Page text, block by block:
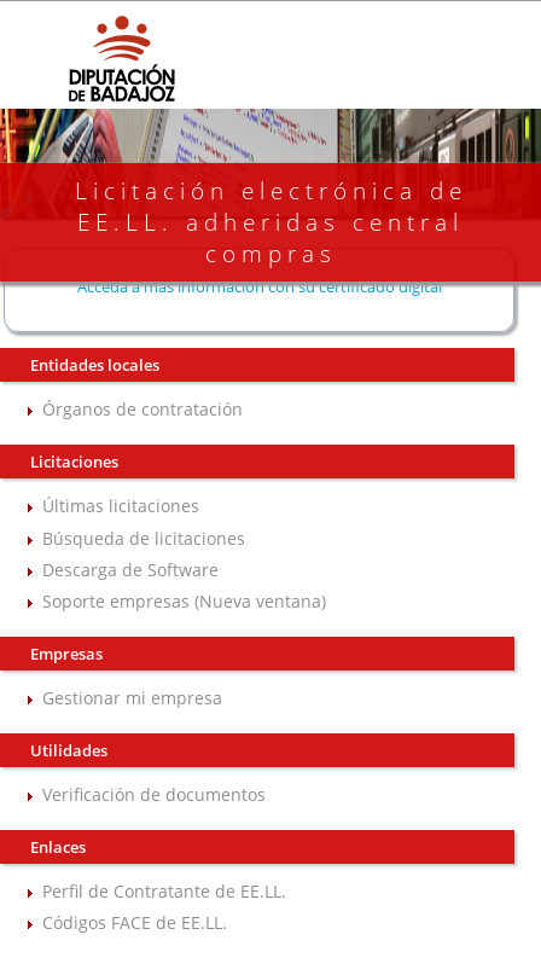
Licitación electrónica de
EE.LL. adheridas central
compras
Acceda a más información con su certificado digital
Entidades locales
Órganos de contratación
Licitaciones
Últimas licitaciones
Búsqueda de licitaciones
Descarga de Software
Soporte empresas (Nueva ventana)
Empresas
Gestionar mi empresa
Utilidades
Verificación de documentos
Enlaces
Perfil de Contratante de EE.LL.
Códigos FACE de EE.LL.